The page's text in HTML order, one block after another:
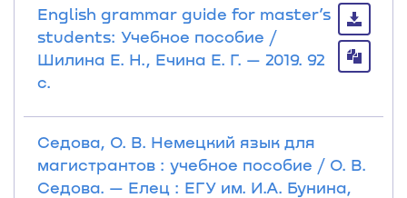
English grammar guide for master’s
students: Учебное пособие /
Шилина Е. Н., Ечина Е. Г. — 2019. 92
с.
Седова, О. В. Немецкий язык для
магистрантов : учебное пособие / О. В.
Седова. — Елец : ЕГУ им. И.А. Бунина,